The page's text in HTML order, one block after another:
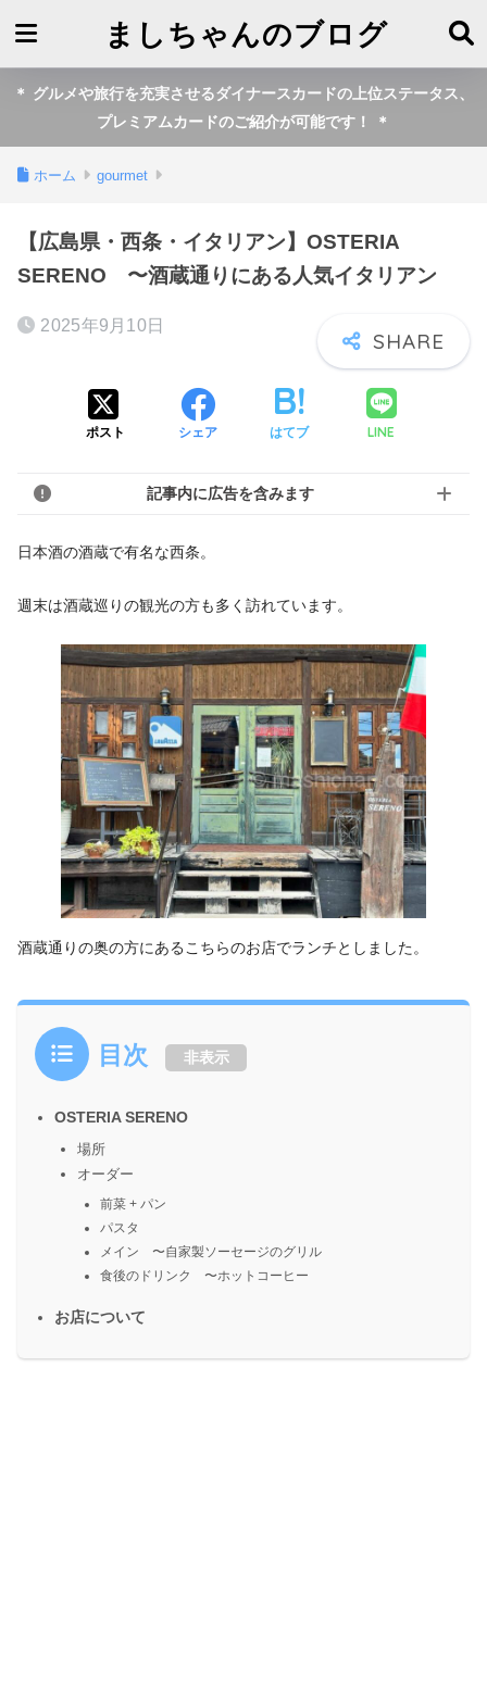
ましちゃんのブログ
＊ グルメや旅行を充実させるダイナースカードの上位ステータス、
プレミアムカードのご紹介が可能です！ ＊
ホーム gourmet
【広島県・西条・イタリアン】OSTERIA
SERENO 〜酒蔵通りにある人気イタリアン
2025年9月10日
ポスト シェア はてブ LINE
記事内に広告を含みます
日本酒の酒蔵で有名な西条。
週末は酒蔵巡りの観光の方も多く訪れています。
酒蔵通りの奥の方にあるこちらのお店でランチとしました。
目次 非表示
OSTERIA SERENO
場所
オーダー
前菜 + パン
パスタ
メイン 〜自家製ソーセージのグリル
食後のドリンク 〜ホットコーヒー
お店について